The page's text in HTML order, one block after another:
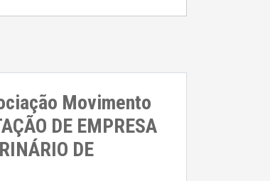
Movimento
DE EMPRESA
DE